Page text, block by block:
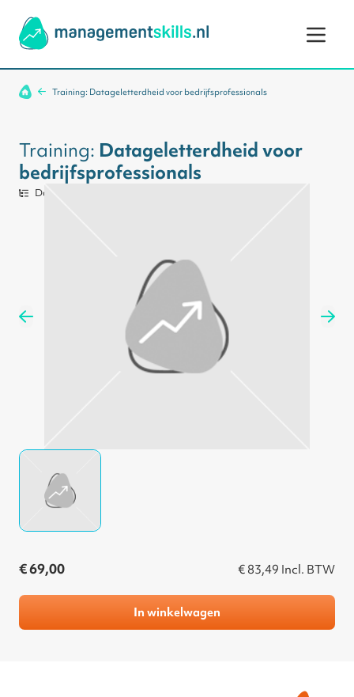
Training: Datageletterdheid voor bedrijfsprofessionals
Training: Datageletterdheid voor
bedrijfsprofessionals
Data Analist
€ 69,00 € 83,49 Incl. BTW
In winkelwagen